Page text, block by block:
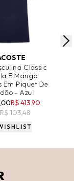
AO CARRINHO
Classic
E Manga
Em Piquet De
- Azul
R$ 413,90
103,48